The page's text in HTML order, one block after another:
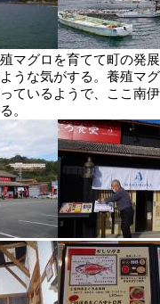
マグロを育てて町の発
うな気がする。養殖マ
ているようで、ここ南
。